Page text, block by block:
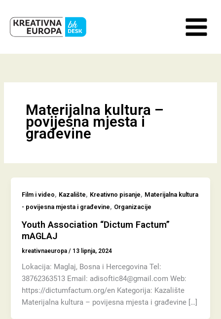
content
Materijalna kultura –
povijesna mjesta i
građevine
Film i video, Kazalište, Kreativno pisanje, Materijalna kultura
- povijesna mjesta i građevine, Organizacije
Youth Association “Dictum Factum”
mAGLAJ
kreativnaeuropa/ 13 lipnja, 2024
Lokacija: Maglaj, Bosna i Hercegovina Tel:
38762363513 Email: adisoftic84@gmail.com Web:
https://dictumfactum.org/en Kategorija: Kazalište
Materijalna kultura – povijesna mjesta i građevine […]